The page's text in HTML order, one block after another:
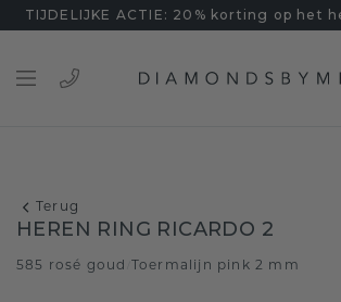
TIJDELIJKE ACTIE: 20% korting op het
Terug
HEREN RING RICARDO 2
585 rosé goud Toermalijn pink 2 mm